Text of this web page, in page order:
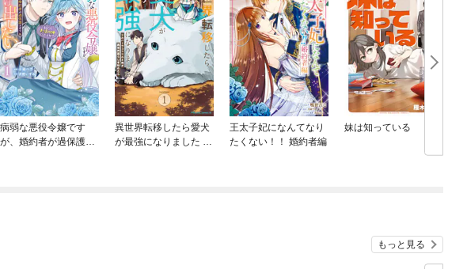
病弱な悪役令嬢です
が、婚約者が過保護す
異世界転移したら愛犬
が最強になりました ～
王太子妃になんてなり
たくない！！ 婚約者編
妹は知っている
もっと見る